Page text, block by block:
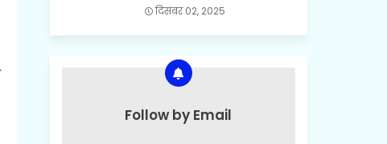
दिसंबर 02, 2025
Follow by Email